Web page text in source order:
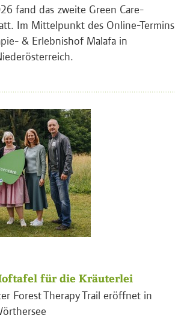
fand das zweite Green Care-
Im Mittelpunkt des Online-Termins
& Erlebnishof Malafa in
für die Kräuterlei
Forest Therapy Trail eröffnet in